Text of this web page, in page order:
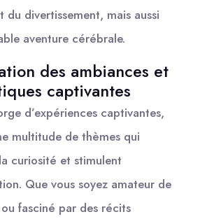
du divertissement, mais aussi
aventure cérébrale.
des ambiances et
captivantes
d’expériences captivantes,
multitude de thèmes qui
curiosité et stimulent
Que vous soyez amateur de
fasciné par des récits